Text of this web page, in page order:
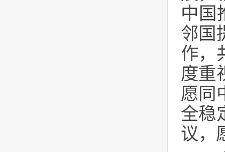
中国
邻国
作，
度重
愿同
全稳
议，